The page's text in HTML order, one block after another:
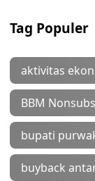
Tag Populer
aktivitas
BBM
bupati
buyback